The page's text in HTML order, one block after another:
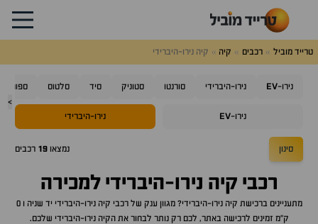
טרייד מוביל רכבים קיה קיה נירו-היברידי
>
נירו-EV נירו-היברידי סורנטו סטוניק סיד סלטוס
נירו-EV נירו-היברידי
סינון נמצאו 19 רכבים
רכבי קיה נירו-היברידי למכירה
מתעניינים ברכישת קיה נירו-היברידי? מגוון ענק של רכבי קיה נירו-היברידי
יד שניה ו 0
ק"מ זמינים לרכישה באתר, לכם רק נותר לבחור את הקיה נירו-היברידי שלכם.